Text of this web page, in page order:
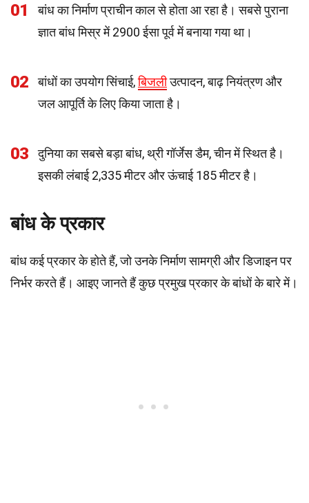
01
बांध का निर्माण प्राचीन काल से होता आ रहा है। सबसे पुराना
ज्ञात बांध मिस्र में 2900 ईसा पूर्व में बनाया गया था।
02 बांधों का उपयोग सिंचाई,बिजलीउत्पादन, बाढ़ नियंत्रण और
जल आपूर्ति के लिए किया जाता है।
03
दुनिया का सबसे बड़ा बांध, थ्री गॉर्जेस डैम, चीन में स्थित है।
इसकी लंबाई 2,335 मीटर और ऊंचाई 185 मीटर है।
बांध के प्रकार
बांध कई प्रकार के होते हैं, जो उनके निर्माण सामग्री और डिजाइन पर
निर्भर करते हैं। आइए जानते हैं कुछ प्रमुख प्रकार के बांधों के बारे में।